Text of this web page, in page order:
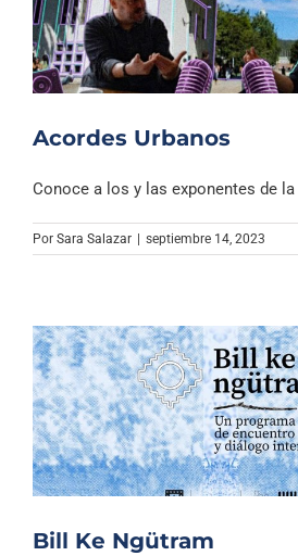
Acordes Urbanos
Conoce a los y las exponentes de
Por Sara Salazar | septiembre 14, 2023
Bill Ke Ngütram